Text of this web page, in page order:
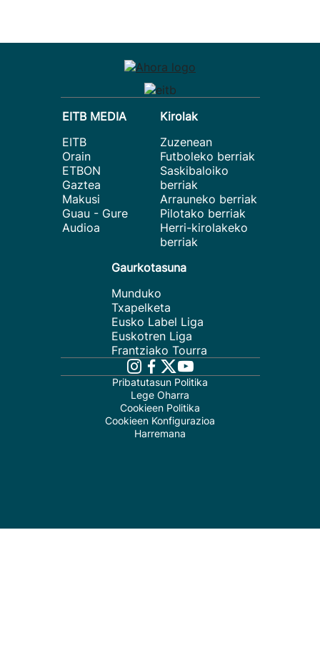
EITB MEDIA
EITB
Orain
ETBON
Gaztea
Makusi
Guau - Gure
Audioa
Kirolak
Zuzenean
Futboleko berriak
Saskibaloiko
berriak
Arrauneko berriak
Pilotako berriak
Herri-kirolakeko
berriak
Gaurkotasuna
Munduko
Txapelketa
Eusko Label Liga
Euskotren Liga
Frantziako Tourra
Pribatutasun Politika
Lege Oharra
Cookieen Politika
Cookieen Konfigurazioa
Harremana